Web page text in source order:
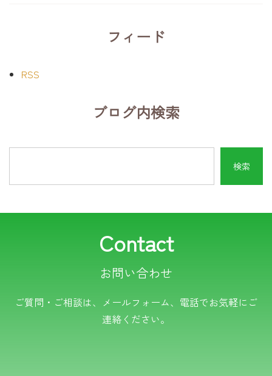
フィード
RSS
ブログ内検索
Contact
お問い合わせ
ご質問・ご相談は、メールフォーム、電話でお気軽にご
連絡ください。
電話でのお問い合わせ